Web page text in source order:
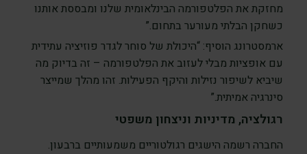
מחזקת את הפלטפורמה הבינלאומית שלנו ומבססת אותנו
כשחקן הבלתי מעורער בתחום.”
ארמסטרונג הוסיף: “היכולת של סוחר לגדר פוזיציה עתידית
עם אופציות מבלי לעזוב את הפלטפורמה – זה בדיוק מה
שיביא לשיפור נזילות והיקף הפעילות. זהו מהלך שמייצר
סינרגיה אמיתית.”
רגולציה, מדיניות וניצחון משפטי
החברה רשמה הישגים רגולטוריים משמעותיים ברבעון.